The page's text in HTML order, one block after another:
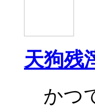
天狗残
かつ